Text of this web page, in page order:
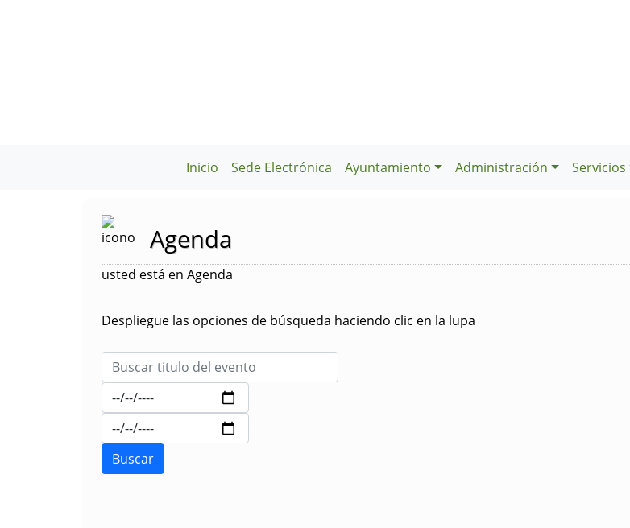
Inicio Sede Electrónica Ayuntamiento Administración Servicios
Agenda
usted está en Agenda
Despliegue las opciones de búsqueda haciendo clic en la lupa